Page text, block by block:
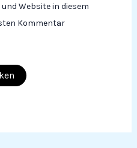
Website in diesem
Kommentar